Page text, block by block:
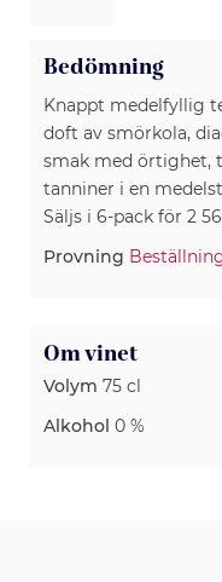
Bedömning
Knappt medelfyllig
doft av smörkola,
smak med örtighet,
tanniner i en
Säljs i 6-pack för 2
Provning
Om vinet
Volym 75 cl
Alkohol 0 %